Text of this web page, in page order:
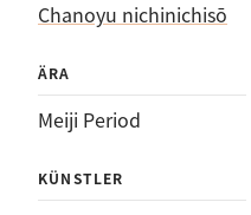
Chanoyu nichinichisō
ÄRA
Meiji Period
KÜNSTLER